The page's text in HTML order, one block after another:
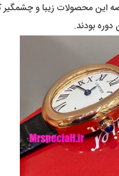
این محصولات زیبا و چشمگیر
بودند.